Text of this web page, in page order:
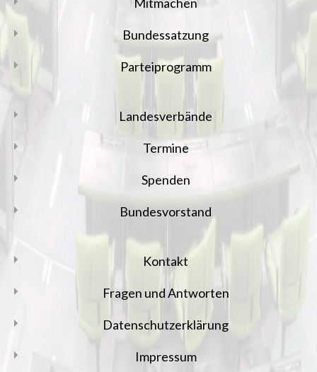
Bundessatzung
Parteiprogramm
Landesverbände
Termine
Spenden
Bundesvorstand
Kontakt
Fragen und Antworten
Datenschutzerklärung
Impressum